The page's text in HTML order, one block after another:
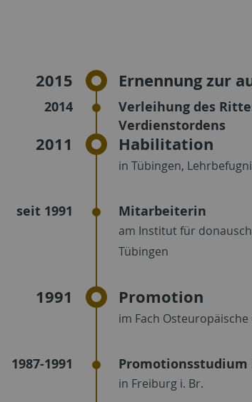
2015 Ernennung zur
2014
Verleihung des
Verdienstordens
2011 Habilitation
in Tübingen,
seit 1991 Mitarbeiterin
am Institut für
Tübingen
1991 Promotion
im Fach Osteuropäische
1987-1991 Promotionsstudium
in Freiburg i. Br.